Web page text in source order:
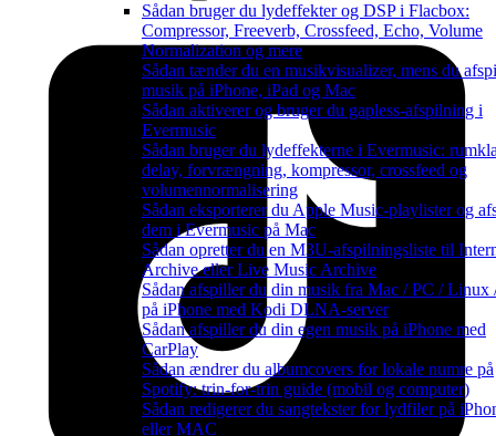
Sådan bruger du lydeffekter og DSP i Flacbox:
Compressor, Freeverb, Crossfeed, Echo, Volume
Normalization og mere
Sådan tænder du en musikvisualizer, mens du
musik på iPhone, iPad og Mac
Sådan aktiverer og bruger du gapless-afspilning i
Evermusic
Sådan bruger du lydeffekterne i Evermusic:
delay, forvrængning, kompressor, crossfeed og
volumennormalisering
Sådan eksporterer du Apple Music-playlister og
dem i Evermusic på Mac
Sådan opretter du en M3U-afspilningsliste til
Archive eller Live Music Archive
Sådan afspiller du din musik fra Mac / PC /
på iPhone med Kodi DLNA-server
Sådan afspiller du din egen musik på iPhone med
CarPlay
Sådan ændrer du albumcovers for lokale numre på
Spotify: trin-for-trin guide (mobil og computer)
Sådan redigerer du sangtekster for lydfiler på
eller MAC